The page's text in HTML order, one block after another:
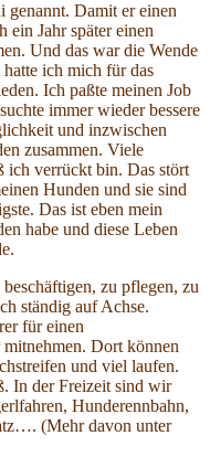
genannt. Damit er einen
ein Jahr später einen
Und das war die Wende
ich mich für das
Ich paßte meinen Job
immer wieder bessere
und inzwischen
zusammen. Viele
ich verrückt bin. Das stört
Hunden und sie sind
Das ist eben mein
habe und diese Leben
zu pflegen, zu
ständig auf Achse.
für einen
Dort können
und viel laufen.
In der Freizeit sind wir
Hunderennbahn,
(Mehr davon unter